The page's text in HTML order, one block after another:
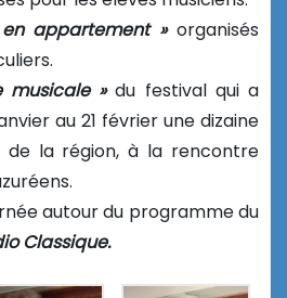
appartement »organisés
musicale »du festival qui a
au 21 février une dizaine
de la région, à la rencontre
autour du programme du
Classique.